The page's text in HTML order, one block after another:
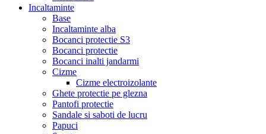
Incaltaminte
Base
Incaltaminte alba
Bocanci protectie S3
Bocanci protectie
Bocanci inalti jandarmi
Cizme
Cizme electroizolante
Ghete protectie pe glezna
Pantofi protectie
Sandale si saboti de lucru
Papuci